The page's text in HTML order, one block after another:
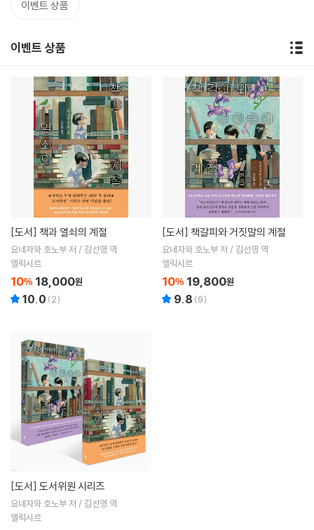
이벤트 상품
이벤트 상품
[도서] 책과 열쇠의 계절
요네자와 호노부 저 / 김선영 역
엘릭시르
10% 18,000원
10.0 (2)
[도서] 책갈피와 거짓말의 계절
요네자와 호노부 저 / 김선영 역
엘릭시르
10% 19,800원
9.8 (9)
[도서] 도서위원 시리즈
요네자와 호노부 저 / 김선영 역
엘릭시르